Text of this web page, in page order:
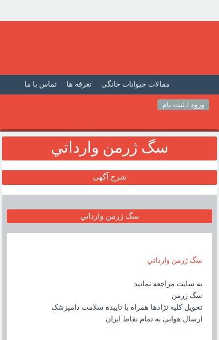
تماس با ما تعرفه ها مقالات حیوانات خانگی
صفحه اصلی
ورود / ثبت نام
سگ ژرمن وارداتي
شرح آگهی
سگ ژرمن وارداتي
سگ ژرمن وارداتي
به سايت مراجعه نمائيد
سگ زرمن
تحويل کليه نژادها همراه با تاييده سلامت دامپزشک
ارسال هوايي به تمام نقاط ايران